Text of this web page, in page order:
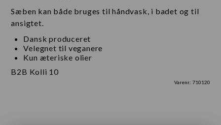
Sæben kan både bruges til håndvask, i badet og til
ansigtet.
Dansk produceret
Velegnet til veganere
Kun æteriske olier
B2B Kolli 10
Varenr.: 710120